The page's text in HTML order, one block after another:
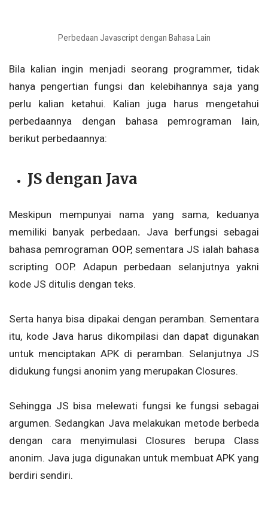
Perbedaan Javascript dengan Bahasa Lain
Bila kalian ingin menjadi seorang programmer, tidak
hanya pengertian fungsi dan kelebihannya saja yang
perlu kalian ketahui. Kalian juga harus mengetahui
perbedaannya dengan bahasa pemrograman lain,
berikut perbedaannya:
JS dengan Java
Meskipun mempunyai
nama yang sama, keduanya
memiliki banyak perbedaan. Java berfungsi sebagai
bahasa pemrograman OOP, sementara JS ialah bahasa
scripting OOP. Adapun perbedaan selanjutnya yakni
kode JS ditulis dengan teks.
Serta hanya bisa dipakai dengan peramban. Sementara
itu, kode Java harus dikompilasi dan dapat digunakan
untuk menciptakan APK di peramban. Selanjutnya JS
didukung fungsi anonim yang merupakan Closures.
Sehingga JS bisa melewati fungsi ke fungsi sebagai
argumen. Sedangkan Java melakukan metode berbeda
dengan cara menyimulasi Closures berupa Class
anonim. Java juga digunakan untuk membuat APK yang
berdiri sendiri.